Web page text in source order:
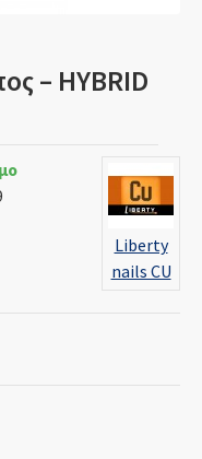
– HYBRID
Liberty
nails CU